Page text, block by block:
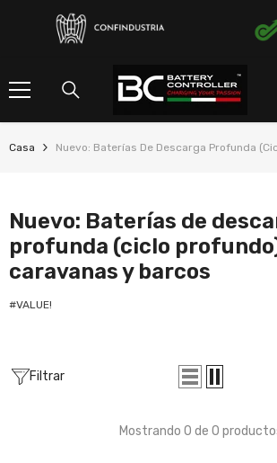
Casa Nuevo: Baterías De Descarga Profunda
Nuevo: Baterías de
profunda (ciclo
caravanas y barcos
#VALUE!
Filtrar
Mostrando 0 de 0